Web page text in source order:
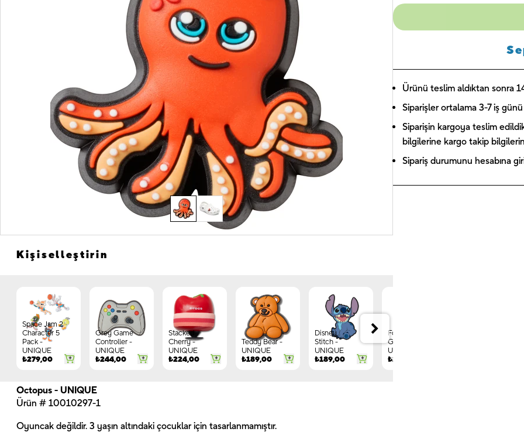
Kişiselleştirin
Space Jam 2
Character 5
Pack -
UNIQUE
₺279,00
Grey Game
Controller -
UNIQUE
₺244,00
Stacked
Cherry -
UNIQUE
₺224,00
Teddy Bear -
UNIQUE
₺189,00
Disney
Stitch -
UNIQUE
₺189,00
Forest
Gnome -
UNIQUE
₺149,00
Octopus - UNIQUE
Ürün # 10010297-1
Oyuncak değildir. 3 yaşın altındaki çocuklar için tasarlanmamıştır.
Ürünü teslim aldıktan sonra
Siparişler ortalama 3-7 iş
Siparişin kargoya teslim
bilgilerine kargo takip
Sipariş durumunu hesabına